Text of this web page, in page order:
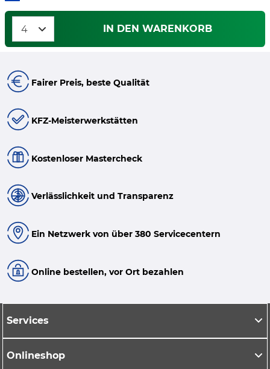
IN DEN WARENKORB
Fairer Preis, beste Qualität
KFZ-Meisterwerkstätten
Kostenloser Mastercheck
Verlässlichkeit und Transparenz
Ein Netzwerk von über 380 Servicecentern
Online bestellen, vor Ort bezahlen
Services
Onlineshop